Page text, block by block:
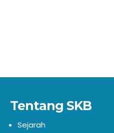
Tentang SKB
Sejarah